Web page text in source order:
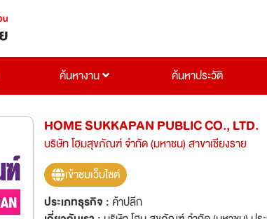
ค้นหางาน ค้นหาประวัติ
HOME SUKKAPAN PUBLIC CO., LTD.
บริษัท โฮมสุขภัณฑ์ จำกัด (มหาชน) สาขาเชียงราย
เข้าชมเว็บไซต์
ประเภทธุรกิจ :ค้าปลีก